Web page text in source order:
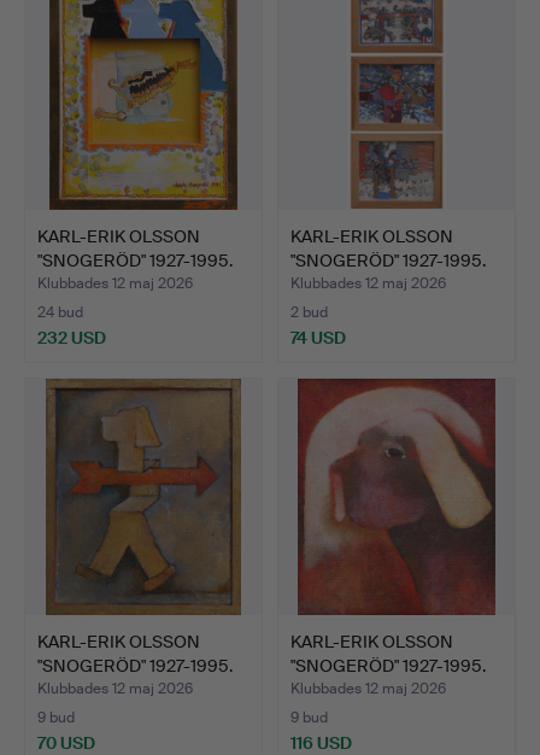
KARL-ERIK OLSSON
"SNOGERÖD" 1927-1995.
BLA…
Klubbades 12 maj 2026
24 bud
232 USD
KARL-ERIK OLSSON
"SNOGERÖD" 1927-1995.
BLA…
Klubbades 12 maj 2026
2 bud
74 USD
KARL-ERIK OLSSON
"SNOGERÖD" 1927-1995.
MET…
Klubbades 12 maj 2026
9 bud
70 USD
KARL-ERIK OLSSON
"SNOGERÖD" 1927-1995.
OLJ…
Klubbades 12 maj 2026
9 bud
116 USD